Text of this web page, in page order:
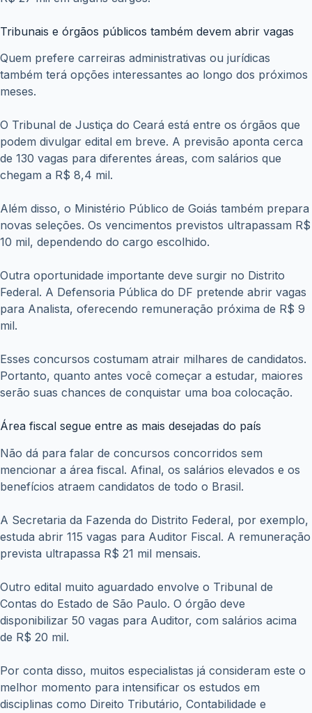
Tribunais e órgãos públicos também devem abrir vagas
Quem prefere carreiras administrativas ou jurídicas
também terá opções interessantes ao longo dos próximos
meses.
O Tribunal de Justiça do Ceará está entre os órgãos que
podem divulgar edital em breve. A previsão aponta cerca
de 130 vagas para diferentes áreas, com salários que
chegam a R$ 8,4 mil.
Além disso, o Ministério Público de Goiás também prepara
novas seleções. Os vencimentos previstos ultrapassam R$
10 mil, dependendo do cargo escolhido.
Outra oportunidade importante deve surgir no Distrito
Federal. A Defensoria Pública do DF pretende abrir vagas
para Analista, oferecendo remuneração próxima de R$ 9
mil.
Esses concursos costumam atrair milhares de candidatos.
Portanto, quanto antes você começar a estudar, maiores
serão suas chances de conquistar uma boa colocação.
Área fiscal segue entre as mais desejadas do país
Não dá para falar de concursos concorridos sem
mencionar a área fiscal. Afinal, os salários elevados e os
benefícios atraem candidatos de todo o Brasil.
A Secretaria da Fazenda do Distrito Federal, por exemplo,
estuda abrir 115 vagas para Auditor Fiscal. A remuneração
prevista ultrapassa R$ 21 mil mensais.
Outro edital muito aguardado envolve o Tribunal de
Contas do Estado de São Paulo. O órgão deve
disponibilizar 50 vagas para Auditor, com salários acima
de R$ 20 mil.
Por conta disso, muitos especialistas já consideram este o
melhor momento para intensificar os estudos em
disciplinas como Direito Tributário, Contabilidade e